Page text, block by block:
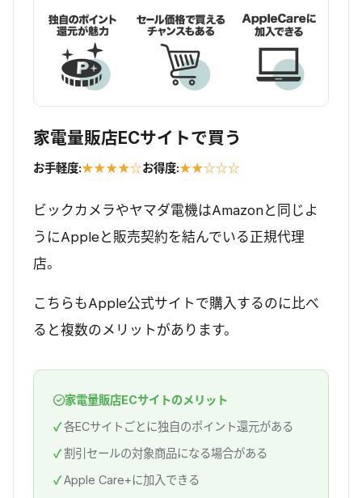
家電量販店ECサイトで買う
お手軽度:★★★★☆お得度:★★☆☆☆
ビックカメラやヤマダ電機はAmazonと同じよ
うにAppleと販売契約を結んでいる正規代理
店。
こちらもApple公式サイトで購入するのに比べ
ると複数のメリットがあります。
家電量販店ECサイトのメリット
各ECサイトごとに独自のポイント還元がある
割引セールの対象商品になる場合がある
Apple Care+に加入できる